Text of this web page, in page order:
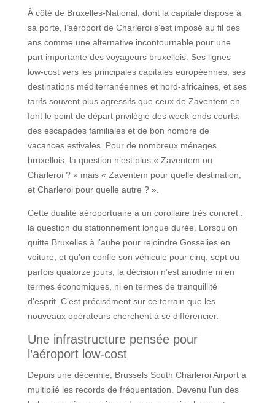
À côté de Bruxelles-National, dont la capitale dispose à
sa porte, l’aéroport de Charleroi s’est imposé au fil des
ans comme une alternative incontournable pour une
part importante des voyageurs bruxellois. Ses lignes
low-cost vers les principales capitales européennes, ses
destinations méditerranéennes et nord-africaines, et ses
tarifs souvent plus agressifs que ceux de Zaventem en
font le point de départ privilégié des week-ends courts,
des escapades familiales et de bon nombre de
vacances estivales. Pour de nombreux ménages
bruxellois, la question n’est plus « Zaventem ou
Charleroi ? » mais « Zaventem pour quelle destination,
et Charleroi pour quelle autre ? ».
Cette dualité aéroportuaire a un corollaire très concret :
la question du stationnement longue durée. Lorsqu’on
quitte Bruxelles à l’aube pour rejoindre Gosselies en
voiture, et qu’on confie son véhicule pour cinq, sept ou
parfois quatorze jours, la décision n’est anodine ni en
termes économiques, ni en termes de tranquillité
d’esprit. C’est précisément sur ce terrain que les
nouveaux opérateurs cherchent à se différencier.
Une infrastructure pensée pour
l’aéroport low-cost
Depuis une décennie, Brussels South Charleroi Airport a
multiplié les records de fréquentation. Devenu l’un des